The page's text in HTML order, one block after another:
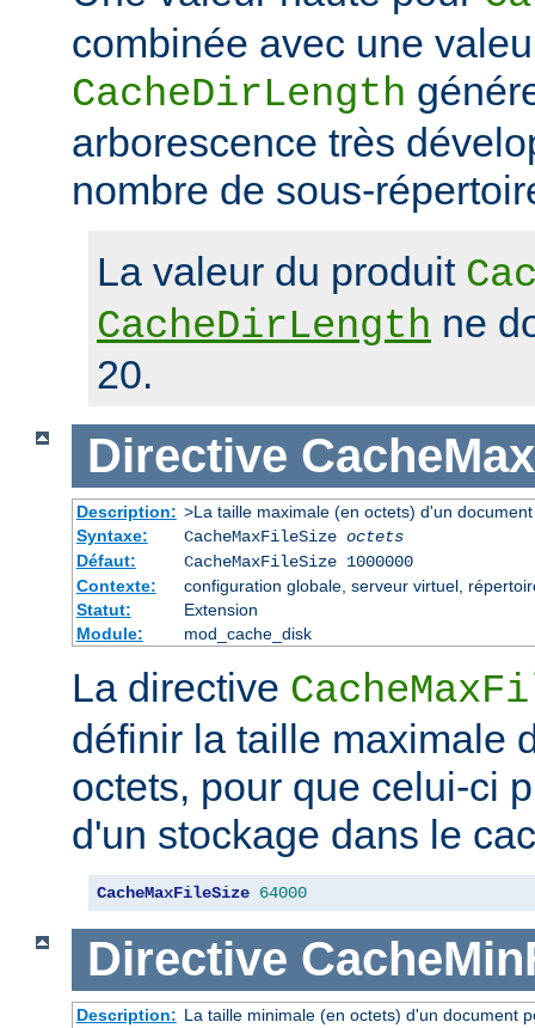
combinée avec une
CacheDirLength
arborescence très
nombre de sous-
La valeur du produit
CacheDirLength ne
20.
Directive
Description: >La taille maximale (en octets) d'un
Syntaxe:
CacheMaxFileSize octets
Défaut:
CacheMaxFileSize 1000000
Contexte:
configuration globale, serveur virtuel,
Statut:
Extension
Module:
mod_cache_disk
La directive
définir la taille maximale
octets, pour que celui-ci
d'un stockage dans le
CacheMaxFileSize 64000
Directive
Description: La taille minimale (en octets) d'un document